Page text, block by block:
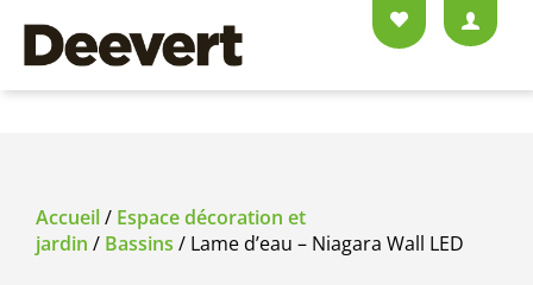
Accueil/ Espace décoration et
jardin / Bassins / Lame d’eau – Niagara Wall LED